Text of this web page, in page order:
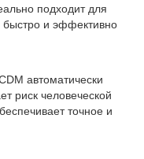
подходит для
и эффективно
автоматически
риск человеческой
точное и